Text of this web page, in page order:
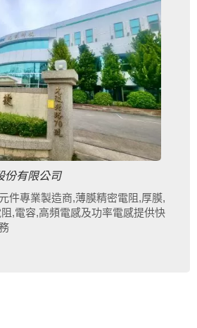
份有限公司
件專業製造商,薄膜精密電阻,厚膜,
,電容,高頻電感及功率電感提供快